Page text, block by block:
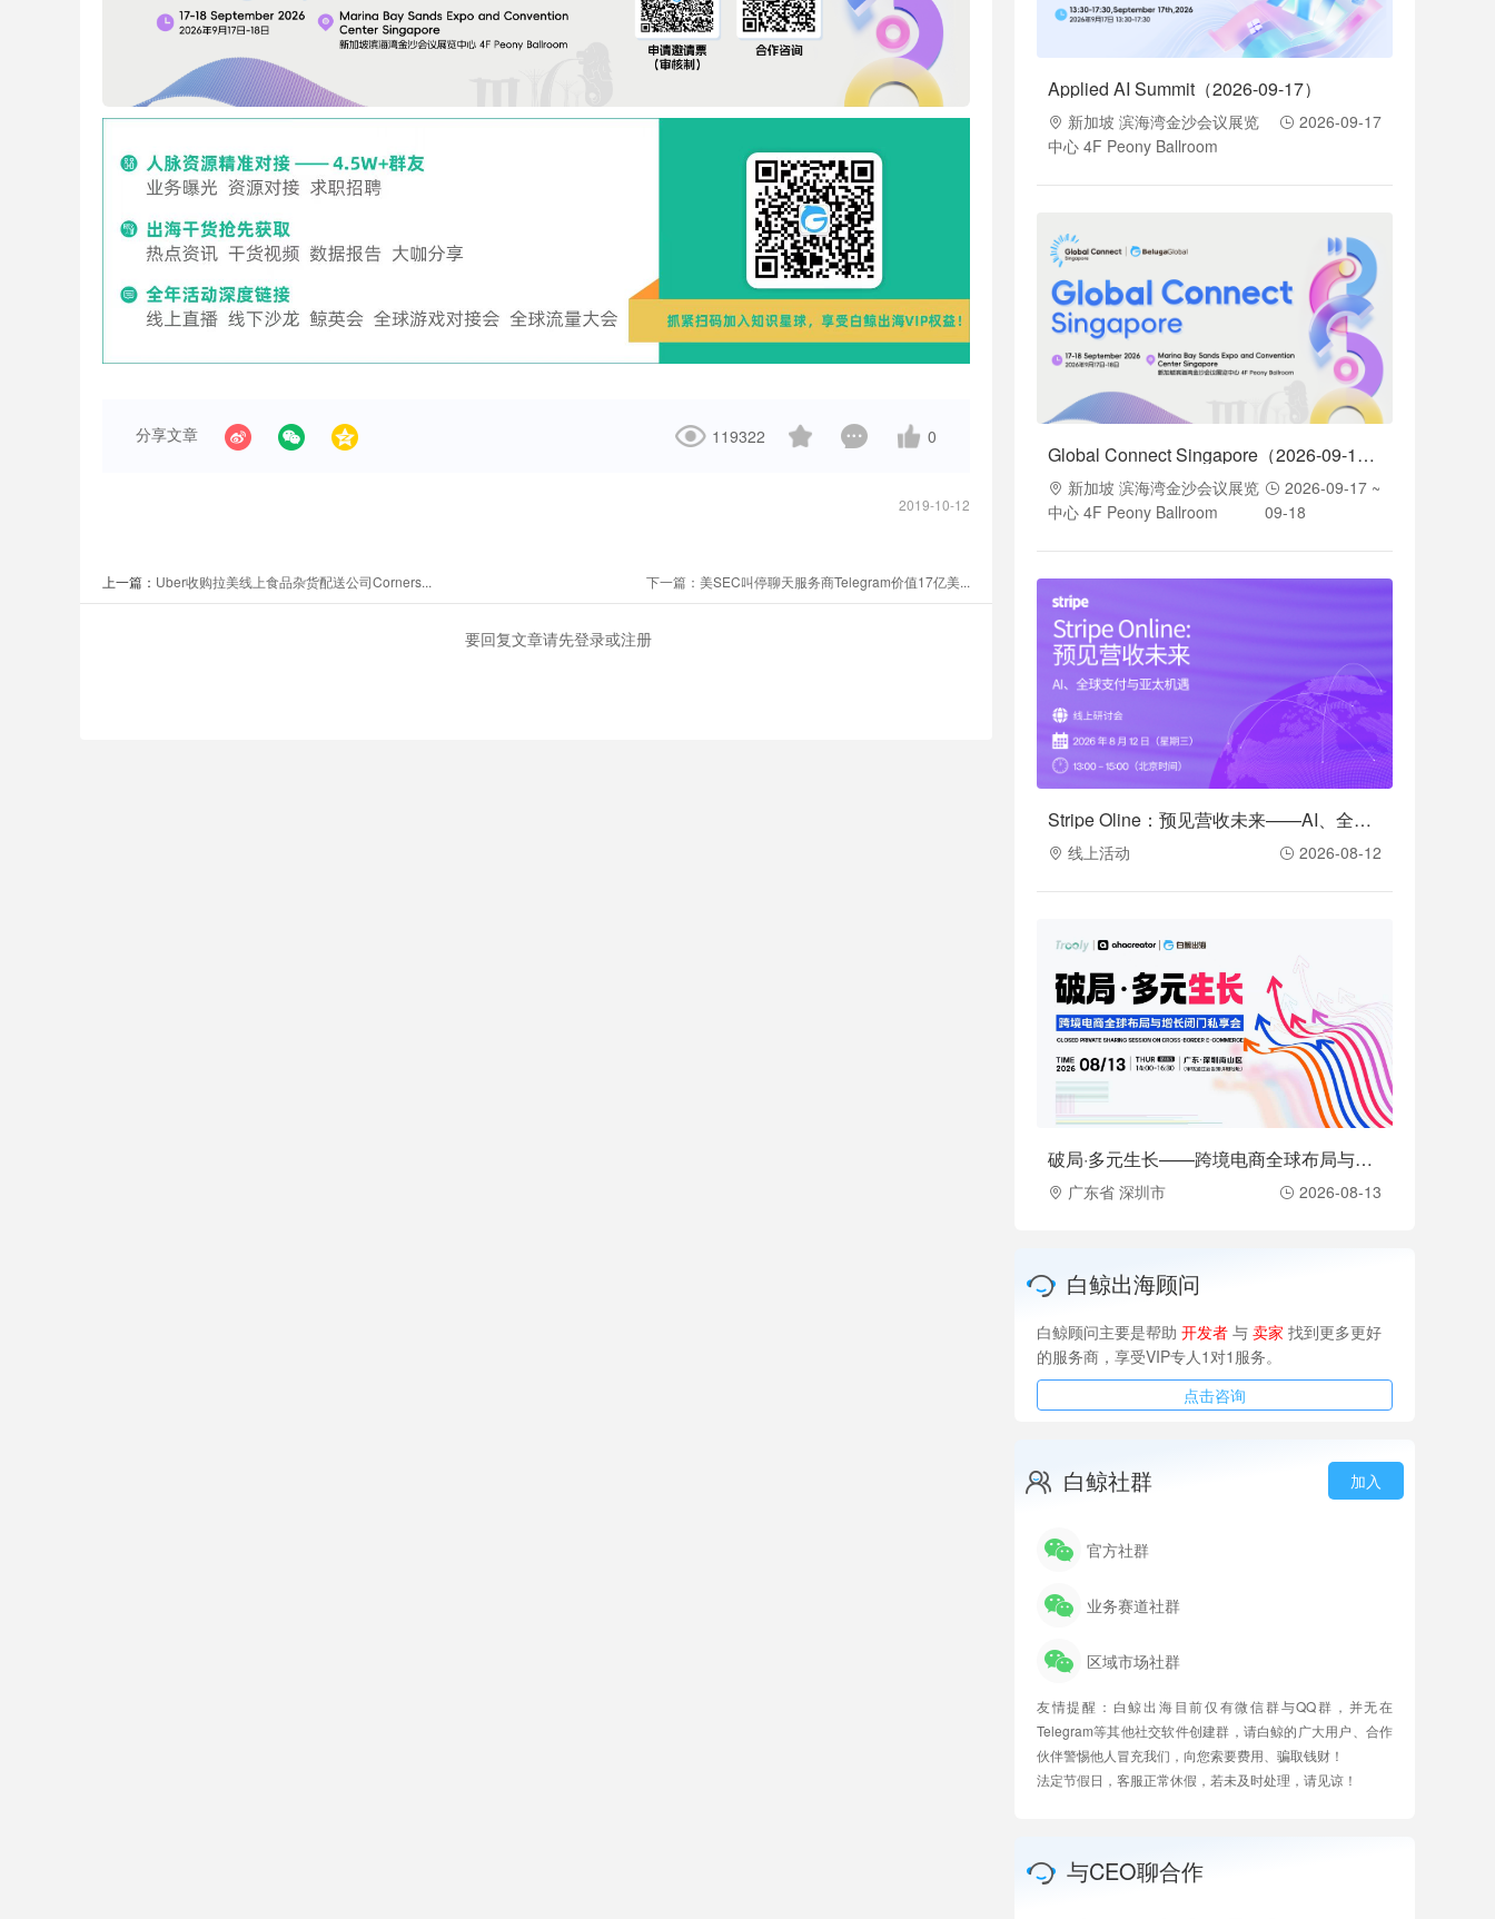
分享文章 119322 0
2019-10-12
上一篇： Uber收购拉美线上食品杂货配送公司Corners... 下一篇： 美SEC叫停聊天服务商Telegram价值17亿美...
要回复文章请先登录或注册
Applied AI Summit（2026-09-17）
新加坡 滨海湾金沙会议展览
中心 4F Peony Ballroom
2026-09-17
Global Connect Singapore（2026-09-17至2026-09-18）
新加坡 滨海湾金沙会议展览
中心 4F Peony Ballroom
2026-09-17 ~
09-18
Stripe Oline：预见营收未来——AI、全球支付与亚太机遇（2026-08-12）
线上活动 2026-08-12
破局·多元生长——跨境电商全球布局与增长闭门私享会（2026-08-13）
广东省 深圳市 2026-08-13
白鲸出海顾问
白鲸顾问主要是帮助 开发者 与 卖家 找到更多更好
的服务商，享受VIP专人1对1服务。
点击咨询
白鲸社群 加入
官方社群
业务赛道社群
区域市场社群
友情提醒：白鲸出海目前仅有微信群与QQ群，并无在
Telegram等其他社交软件创建群，请白鲸的广大用户、合作
伙伴警惕他人冒充我们，向您索要费用、骗取钱财！
法定节假日，客服正常休假，若未及时处理，请见谅！
与CEO聊合作